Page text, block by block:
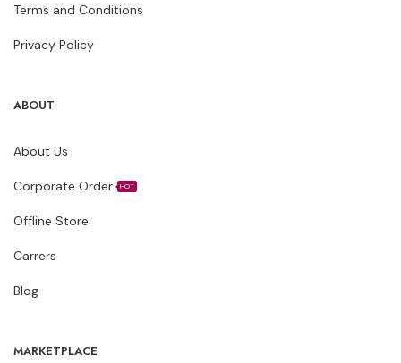
Terms and Conditions
Privacy Policy
ABOUT
About Us
Corporate Order HOT
Offline Store
Carrers
Blog
MARKETPLACE